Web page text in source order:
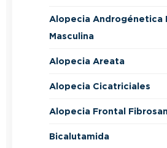
Alopecia Androgénetica
Masculina
Alopecia Areata
Alopecia Cicatriciales
Alopecia Frontal
Bicalutamida